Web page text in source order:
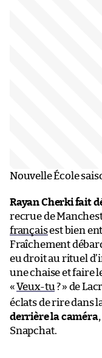
Nouvelle École
Rayan Cherki fait
recrue de
françaisest bien
Fraîchement
eu droit au rituel
une chaise et faire
«Veux-tu ?» de
éclats de rire dans
derrière la caméra
Snapchat.